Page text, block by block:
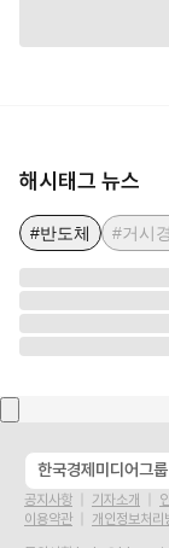
해시태그 뉴스
#반도체 #거시
한국경제미디어그룹
공지사항 기자소개
이용약관
개인정보처리